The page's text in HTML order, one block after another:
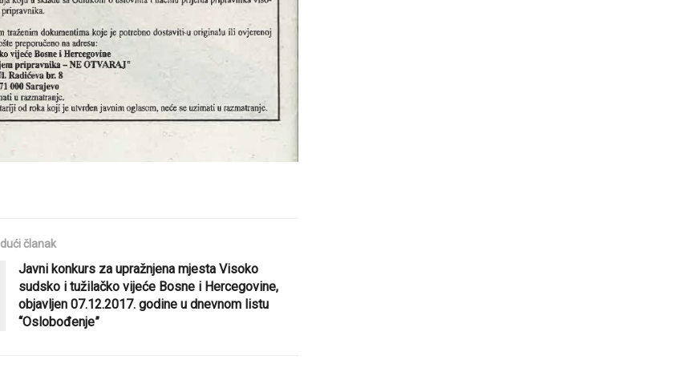
Idući članak
Javni konkurs za upražnjena mjesta Visoko
sudsko i tužilačko vijeće Bosne i Hercegovine,
objavljen 07.12.2017. godine u dnevnom listu
“Oslobođenje”